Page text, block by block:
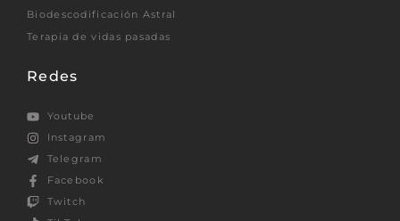
Biodescodificación Astral
Terapia de vidas pasadas
Redes
Youtube
Instagram
Telegram
Facebook
Twitch